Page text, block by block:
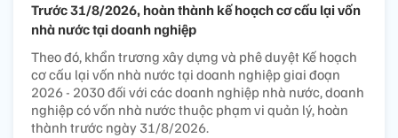
Trước 31/8/2026, hoàn thành kế hoạch cơ cấu lại vốn
nhà nước tại doanh nghiệp
Theo đó, khẩn trương xây dựng và phê duyệt Kế hoạch
cơ cấu lại vốn nhà nước tại doanh nghiệp giai đoạn
2026 - 2030 đối với các doanh nghiệp nhà nước, doanh
nghiệp có vốn nhà nước thuộc phạm vi quản lý, hoàn
thành trước ngày 31/8/2026.